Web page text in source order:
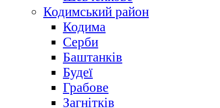
Кодимський район
Кодима
Серби
Баштанків
Будеї
Грабове
Загнітків